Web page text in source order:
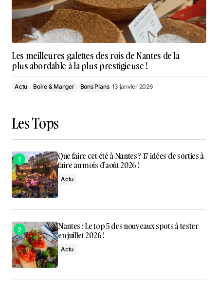
Les meilleures galettes des rois de Nantes de la
plus abordable à la plus prestigieuse !
Actu Boire & Manger Bons Plans 13 janvier 2026
Les Tops
Que faire cet été à Nantes ? 17 idées de sorties à
faire au mois d’août 2026 !
Actu
Nantes : Le top 5 des nouveaux spots à tester
en juillet 2026 !
Actu